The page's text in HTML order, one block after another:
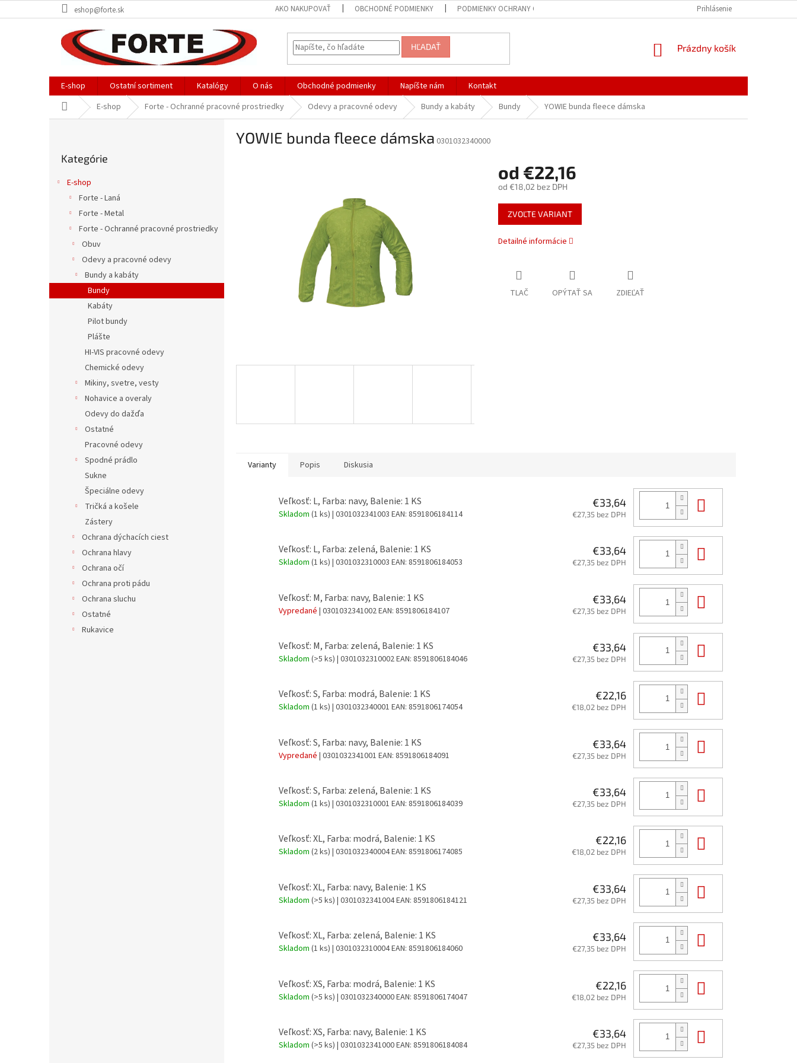
na
eshop@forte.sk AKO NAKUPOVAŤ OBCHODNÉ PODMIENKY PODMIENKY OCHRANY OSOBNÝCH ÚDAJOV Prihlásenie
HĽADAŤ
NÁKUPNÝ
Prázdny košík
E-shop Ostatní sortiment Katalógy O nás Obchodné podmienky Napíšte nám
Kontakt
DomovE-shop Forte - Ochranné pracovné prostriedky Odevy a pracovné odevy Bundy a kabáty Bundy YOWIE bunda fleece dámska
kategórie
Kategórie
E-shop
Forte - Laná
Forte - Metal
Forte - Ochranné pracovné prostriedky
Obuv
Odevy a pracovné odevy
Bundy a kabáty
Bundy
Kabáty
Pilot bundy
Plášte
HI-VIS pracovné odevy
Chemické odevy
Mikiny, svetre, vesty
Nohavice a overaly
Odevy do dažďa
Ostatné
Pracovné odevy
Spodné prádlo
Sukne
Špeciálne odevy
Tričká a košele
Zástery
Ochrana dýchacích ciest
Ochrana hlavy
Ochrana očí
Ochrana proti pádu
Ochrana sluchu
Ostatné
Rukavice
YOWIE bunda fleece dámska 0301032340000
od €22,16
od €18,02 bez DPH
Jednotková
cena:
ZVOĽTE VARIANT
Detailné informácie
TLAČ OPÝTAŤ SA ZDIEĽAŤ
Varianty Popis Diskusia
Veľkosť: L, Farba: navy, Balenie: 1 KS
Skladom (1 ks) | 0301032341003 EAN: 8591806184114
€33,64
€27,35 bez DPH
Veľkosť: L, Farba: zelená, Balenie: 1 KS
Skladom (1 ks) | 0301032310003 EAN: 8591806184053
€33,64
€27,35 bez DPH
Veľkosť: M, Farba: navy, Balenie: 1 KS
Vypredané | 0301032341002EAN: 8591806184107
€33,64
€27,35 bez DPH
Veľkosť: M, Farba: zelená, Balenie: 1 KS
Skladom (>5 ks) | 0301032310002EAN: 8591806184046
€33,64
€27,35 bez DPH
Veľkosť: S, Farba: modrá, Balenie: 1 KS
Skladom (1 ks) | 0301032340001 EAN: 8591806174054
€22,16
€18,02 bez DPH
Veľkosť: S, Farba: navy, Balenie: 1 KS
Vypredané | 0301032341001 EAN: 8591806184091
€33,64
€27,35 bez DPH
Veľkosť: S, Farba: zelená, Balenie: 1 KS
Skladom (1 ks) | 0301032310001 EAN: 8591806184039
€33,64
€27,35 bez DPH
Veľkosť: XL, Farba: modrá, Balenie: 1 KS
Skladom (2 ks) | 0301032340004EAN: 8591806174085
€22,16
€18,02 bez DPH
Veľkosť: XL, Farba: navy, Balenie: 1 KS
Skladom (>5 ks) | 0301032341004EAN: 8591806184121
€33,64
€27,35 bez DPH
Veľkosť: XL, Farba: zelená, Balenie: 1 KS
Skladom (1 ks) | 0301032310004EAN: 8591806184060
€33,64
€27,35 bez DPH
Veľkosť: XS, Farba: modrá, Balenie: 1 KS
Skladom (>5 ks) | 0301032340000EAN: 8591806174047
€22,16
€18,02 bez DPH
Veľkosť: XS, Farba: navy, Balenie: 1 KS
Skladom (>5 ks) | 0301032341000EAN: 8591806184084
€33,64
€27,35 bez DPH